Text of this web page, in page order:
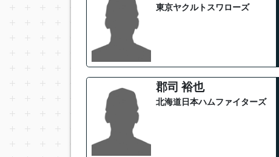
東京ヤクルトスワローズ
郡司 裕也
北海道日本ハムファイターズ